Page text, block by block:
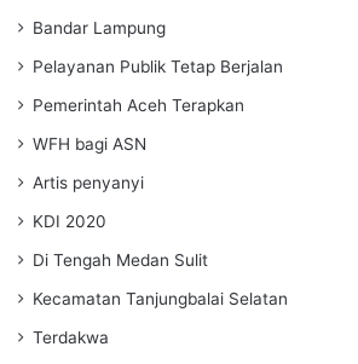
Bandar Lampung
Pelayanan Publik Tetap Berjalan
Pemerintah Aceh Terapkan
WFH bagi ASN
Artis penyanyi
KDI 2020
Di Tengah Medan Sulit
Kecamatan Tanjungbalai Selatan
Terdakwa